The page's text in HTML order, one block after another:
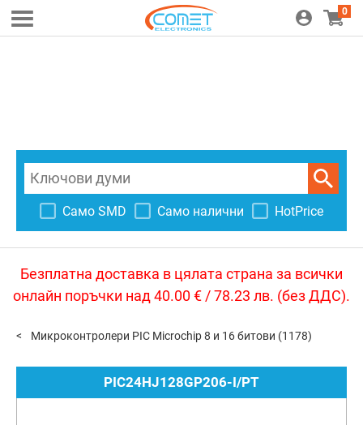
0
Само SMD Само налични HotPrice
Безплатна доставка в цялата страна за всички
онлайн поръчки над 40.00 € / 78.23 лв. (без ДДС).
Микроконтролери PIC Microchip 8 и 16 битови (1178)
PIC24HJ128GP206-I/PT